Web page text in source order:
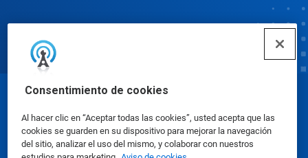
Consentimiento de cookies
Al hacer clic en “Aceptar todas las cookies”, usted acepta que las
cookies se guarden en su dispositivo para mejorar la navegación
del sitio, analizar el uso del mismo, y colaborar con nuestros
Hojas de datos de seguridad|Política de privacidad